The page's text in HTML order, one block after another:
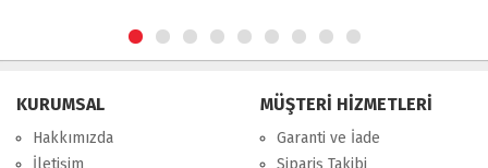
KURUMSAL
Hakkımızda
İletişim
MÜŞTERİ HİZMETLERİ
Garanti ve İade
Sipariş Takibi